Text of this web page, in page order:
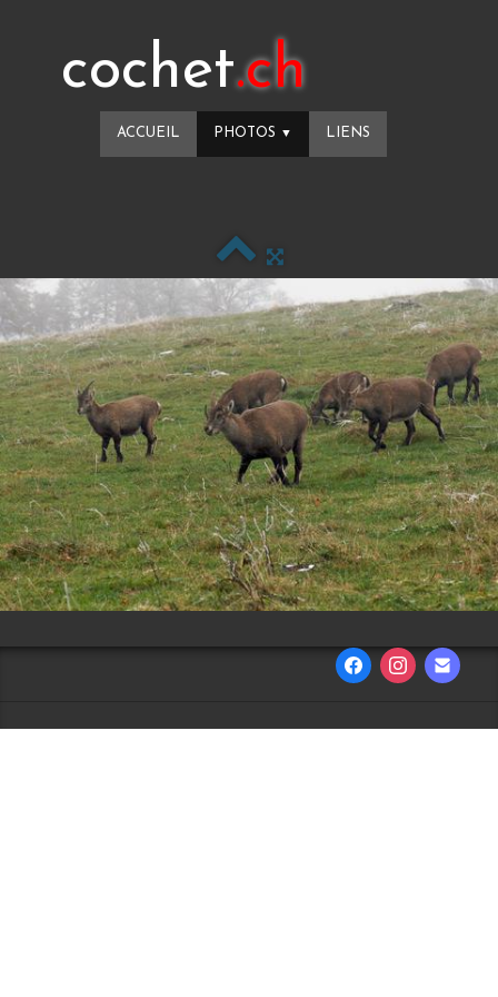
cochet.ch
ACCUEIL PHOTOS ▼ LIENS